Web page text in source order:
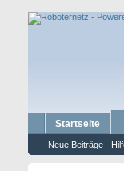
Startseite
Neue Beiträge